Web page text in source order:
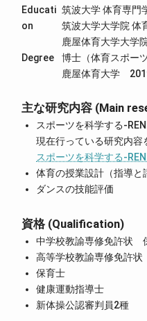
Educati
on
筑波大学 体育専
筑波大学大学院
鹿屋体育大学大学
Degree
博士（体育スポー
鹿屋体育大学
主な研究内容 (Main
スポーツを科学する-
現在行っている研究内容
スポーツを科学する-
体育の授業設計（指導と
ダンスの技能評価
資格 (Qualification)
中学校教諭専修免許状
高等学校教諭専修免許
保育士
健康運動指導士
新体操公認審判員2種